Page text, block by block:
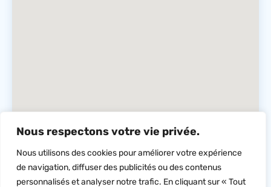
Nous respectons votre vie privée.
Nous utilisons des cookies pour améliorer votre expérience
de navigation, diffuser des publicités ou des contenus
personnalisés et analyser notre trafic. En cliquant sur « Tout